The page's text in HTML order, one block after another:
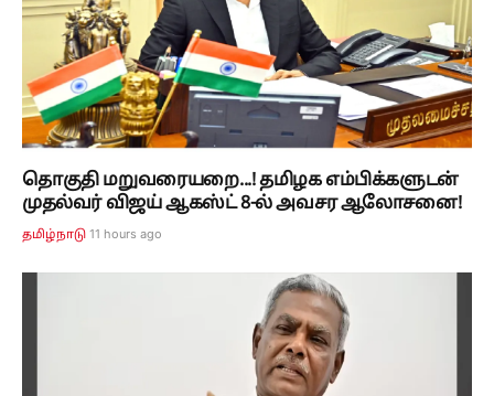
தொகுதி மறுவரையறை...! தமிழக எம்பிக்களுடன்
முதல்வர் விஜய் ஆகஸ்ட் 8-ல் அவசர ஆலோசனை!
தமிழ்நாடு 11 hours ago